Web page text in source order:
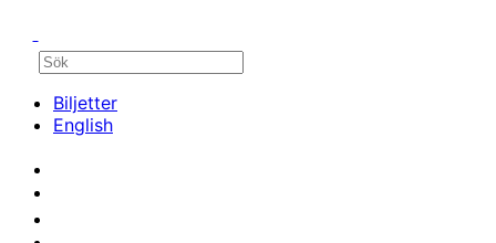
Biljetter
English